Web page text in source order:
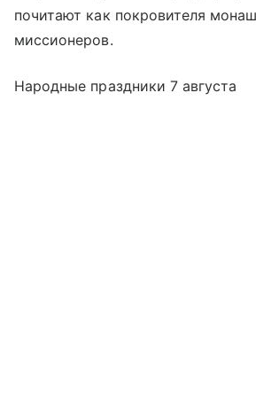
почитают как покровителя
миссионеров.
Народные праздники 7 августа